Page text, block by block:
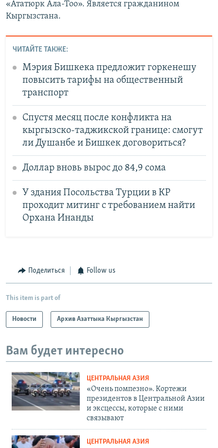
«Ататюрк Ала-Тоо». Является гражданином
Кыргызстана.
ЧИТАЙТЕ ТАКЖЕ:
Мэрия Бишкека предложит горкенешу
повысить тарифы на общественный
транспорт
Спустя месяц после конфликта на
кыргызско-таджикской границе: смогут
ли Душанбе и Бишкек договориться?
Доллар вновь вырос до 84,9 сома
У здания Посольства Турции в КР
проходит митинг с требованием найти
Орхана Инанды
Поделиться Follow us
This item is part of
Новости Архив Азаттыка Кыргызстан
Вам будет интересно
ЦЕНТРАЛЬНАЯ АЗИЯ
«Очень помпезно». Кортежи
президентов в Центральной Азии
и эксцессы, которые с ними
связывают
ЦЕНТРАЛЬНАЯ АЗИЯ